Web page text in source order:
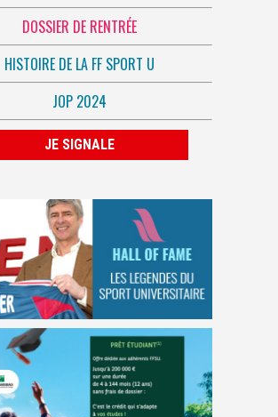
DOSSIER DE RENTRÉE
HISTOIRE DE LA FF SPORT U
JOP 2024
JE SIGNALE